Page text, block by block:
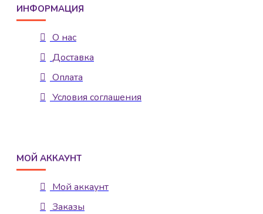
ИНФОРМАЦИЯ
О нас
Доставка
Оплата
Условия соглашения
МОЙ АККАУНТ
Мой аккаунт
Заказы